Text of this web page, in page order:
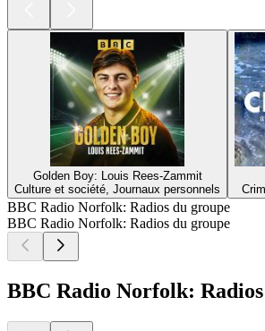
Golden Boy: Louis Rees-Zammit
Culture et société, Journaux personnels
BBC Radio Norfolk: Radios du groupe
BBC Radio Norfolk: Radios du groupe
BBC Radio Norfolk: